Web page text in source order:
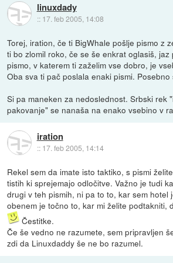
linuxdady
:: 17. feb 2005, 14:08
Torej, iration, če ti BigWhale pošlje pismo z
ti bo zlomil roko, če se še enkrat oglasiš, jaz
pismo, v katerem ti zaželim vse dobro, je
Oba sva ti pač poslala enaki pismi. Posebno
Si pa maneken za nedoslednost. Srbski rek
pakovanje" se nanaša na enako vsebino v
iration
:: 17. feb 2005, 14:14
Rekel sem da imate isto taktiko, s pismi
tistih ki sprejemajo odločitve. Važno je tudi
drugi v teh pismih, ni pa to to, kar sem hotel
obenem je točno to, kar mi želite podtakniti,
Čestitke.
Če še vedno ne razumete, sem pripravljen
zdi da Linuxdaddy še ne bo razumel.